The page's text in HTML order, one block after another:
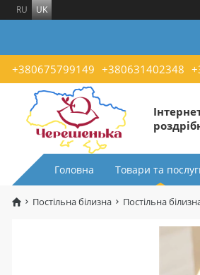
RU UK
+380675799149 +380631402348
Головна Товари та
Постільна білизна Постільна